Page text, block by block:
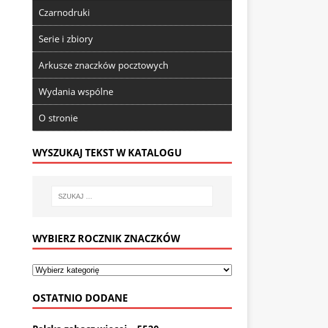
Czarnodruki
Serie i zbiory
Arkusze znaczków pocztowych
Wydania wspólne
O stronie
WYSZUKAJ TEKST W KATALOGU
WYBIERZ ROCZNIK ZNACZKÓW
OSTATNIO DODANE